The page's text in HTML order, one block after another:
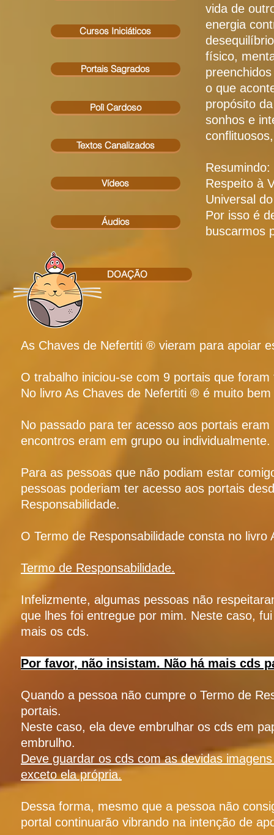
vida de
energia
físico,
o que
propósito
sonhos e
Respeito à
Universal
Por isso é
buscarmos
As Chaves de Nefertiti ® vieram para apoiar
O trabalho iniciou-se com 9 portais que
No livro As Chaves de Nefertiti ® é muito
No passado para ter acesso aos portais
encontros eram em grupo ou individualmente.
Para as pessoas que não podiam estar
pessoas poderiam ter acesso aos portais
Responsabilidade.
O Termo de Responsabilidade consta no
Termo de Responsabilidade.
Infelizmente, algumas pessoas não
que lhes foi entregue por mim. Neste caso,
mais os cds.
Por favor, não insistam. Não há mais cds
Quando a pessoa não cumpre o Termo de
portais.
Neste caso, ela deve embrulhar os cds em
embrulho.
Deve guardar os cds com as devidas
exceto ela própria.
Dessa forma, mesmo que a pessoa não
portal continuarão vibrando na intenção de
DOAÇÃO
Áudios
Vídeos
Textos Canalizados
Polì Cardoso
Portais Sagrados
Cursos Iniciáticos